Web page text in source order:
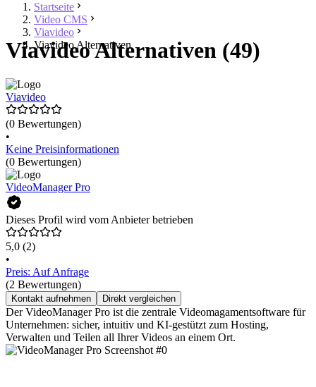
Startseite
Video CMS
Viavideo
Viavideo Alternativen
Viavideo Alternativen (49)
Viavideo
(0 Bewertungen)
•
Keine Preisinformationen
(0 Bewertungen)
VideoManager Pro
Dieses Profil wird vom Anbieter betrieben
5,0 (2)
•
Preis: Auf Anfrage
(2 Bewertungen)
Kontakt aufnehmen Direkt vergleichen
Der VideoManager Pro ist die zentrale Videomagamentsoftware für
Unternehmen: sicher, intuitiv und KI-gestützt zum Hosting,
Verwalten und Teilen all Ihrer Videos an einem Ort.